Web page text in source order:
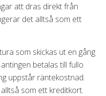
att dras direkt från
det alltså som ett
som skickas ut en gång
betalas till fullo
uppstår räntekostnad.
som ett kreditkort.